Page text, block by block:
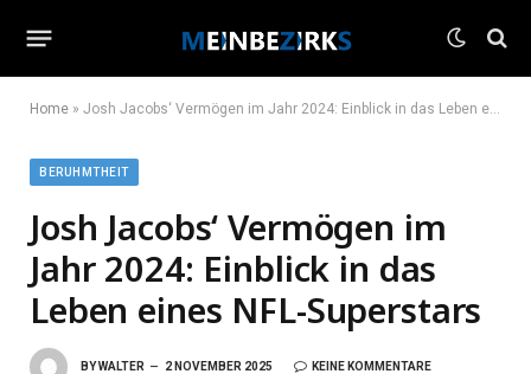
Home » Josh Jacobs‘ Vermögen im Jahr 2024: Einblick in das Leben eines NFL-Superstars
BERUHMTHEIT
Josh Jacobs‘ Vermögen im
Jahr 2024: Einblick in das
Leben eines NFL-Superstars
BYWALTER 2 NOVEMBER 2025 KEINE KOMMENTARE